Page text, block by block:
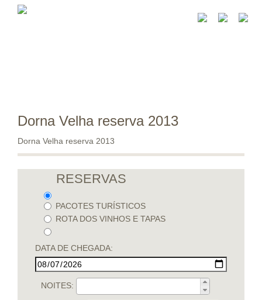
Dorna Velha reserva 2013
Dorna Velha reserva 2013
RESERVAS
PACOTES TURÍSTICOS
ROTA DOS VINHOS E TAPAS
DATA DE CHEGADA:
NOITES: